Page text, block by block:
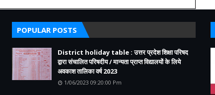
POPULAR POSTS
District holiday table : उत्तर प्रदेश शिक्षा परिषद
द्वारा संचालित परिषदीय / मान्यता प्राप्त विद्यालयों के लिये
अवकाश तालिका वर्ष 2023
1/06/2023 09:20:00 Pm